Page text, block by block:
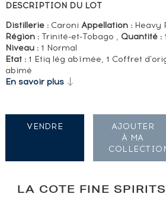
DESCRIPTION DU LOT
Distillerie :Caroni Appellation :Heavy
Région : Trinité-et-Tobago , Quantité :
Niveau :1 Normal
Etat :1 Etiq lég abîmée, 1 Coffret
abimé
En savoir plus
LA COTE FINE
VENDRE
AJOUTER
À MA